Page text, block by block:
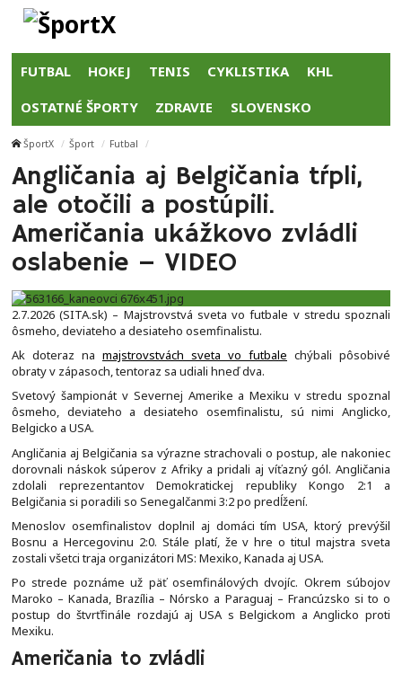
FUTBAL HOKEJ TENIS CYKLISTIKA KHL
OSTATNÉ ŠPORTY ZDRAVIE SLOVENSKO
ŠportX Šport Futbal
Angličania aj Belgičania tŕpli,
ale otočili a postúpili.
Američania ukážkovo zvládli
oslabenie – VIDEO
2.7.2026 (SITA.sk) – Majstrovstvá sveta vo futbale v stredu spoznali
ôsmeho, deviateho a desiateho osemfinalistu.
Ak doteraz na majstrovstvách sveta vo futbale chýbali pôsobivé
obraty v zápasoch, tentoraz sa udiali hneď dva.
Svetový šampionát v Severnej Amerike a Mexiku v stredu spoznal
ôsmeho, deviateho a desiateho osemfinalistu, sú nimi Anglicko,
Belgicko a USA.
Angličania aj Belgičania sa výrazne strachovali o postup, ale nakoniec
dorovnali náskok súperov z Afriky a pridali aj víťazný gól. Angličania
zdolali reprezentantov Demokratickej republiky Kongo 2:1 a
Belgičania si poradili so Senegalčanmi 3:2 po predĺžení.
Menoslov osemfinalistov doplnil aj domáci tím USA, ktorý prevýšil
Bosnu a Hercegovinu 2:0. Stále platí, že v hre o titul majstra sveta
zostali všetci traja organizátori MS: Mexiko, Kanada aj USA.
Po strede poznáme už päť osemfinálových dvojíc. Okrem súbojov
Maroko – Kanada, Brazília – Nórsko a Paraguaj – Francúzsko si to o
postup do štvrťfinále rozdajú aj USA s Belgickom a Anglicko proti
Mexiku.
Američania to zvládli